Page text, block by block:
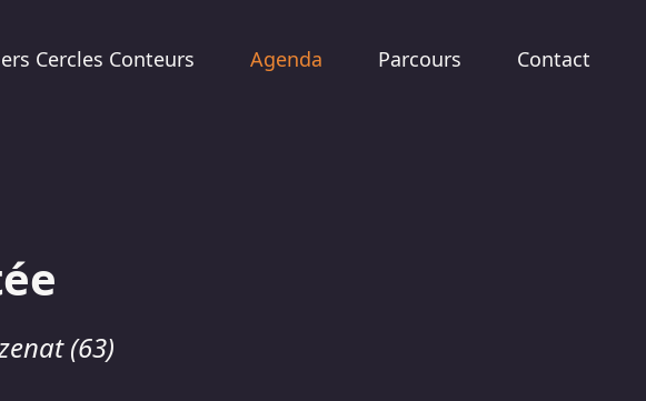
Cercles Conteurs Agenda Parcours Contact
(63)